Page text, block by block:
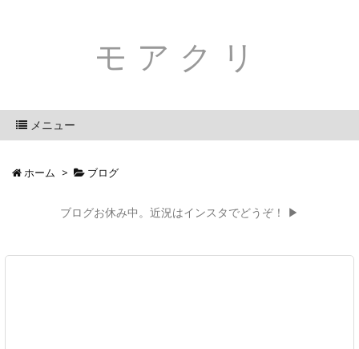
モアクリ
メニュー
ホーム > ブログ
ブログお休み中。近況はインスタでどうぞ！ ▶